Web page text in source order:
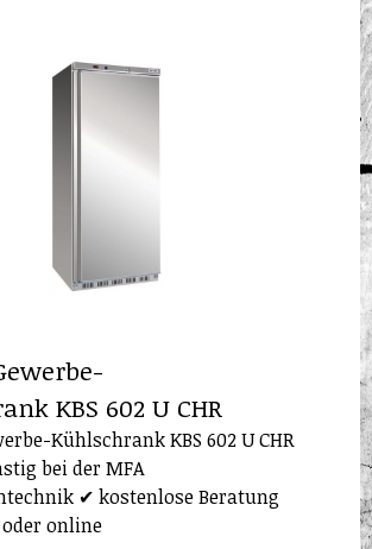
KBS 602 U CHR
Kühlschrank KBS 602 U CHR
bei der MFA
✔ kostenlose Beratung
online